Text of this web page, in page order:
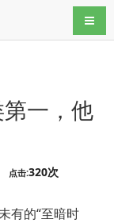
导航
第一，他
点击:320次
有的“至暗时